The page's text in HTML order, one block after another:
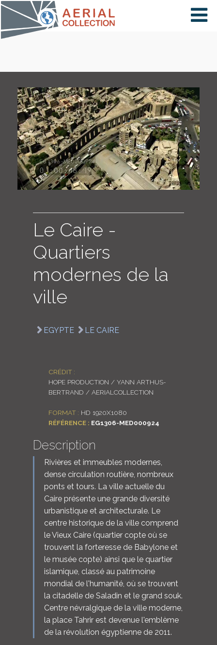
×
PAYS
CARTE
COLLECTIONS
Le Caire -
Quartiers
modernes de la
ville
EGYPTE LE CAIRE
CRÉDIT :
HOPE PRODUCTION / YANN ARTHUS-
BERTRAND / AERIALCOLLECTION
FORMAT : HD 1920X1080
RÉFÉRENCE : EG1306-MED000924
Description
Rivières et immeubles modernes,
dense circulation routière, nombreux
ponts et tours. La ville actuelle du
Caire présente une grande diversité
urbanistique et architecturale. Le
centre historique de la ville comprend
le Vieux Caire (quartier copte où se
trouvent la forteresse de Babylone et
le musée copte) ainsi que le quartier
islamique, classé au patrimoine
mondial de l'humanité, où se trouvent
la citadelle de Saladin et le grand souk.
Centre névralgique de la ville moderne,
la place Tahrir est devenue l'emblème
de la révolution égyptienne de 2011.